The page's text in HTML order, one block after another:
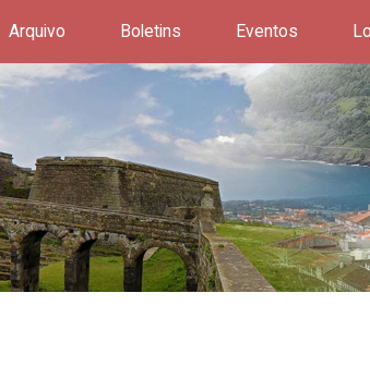
Arquivo Boletins Eventos